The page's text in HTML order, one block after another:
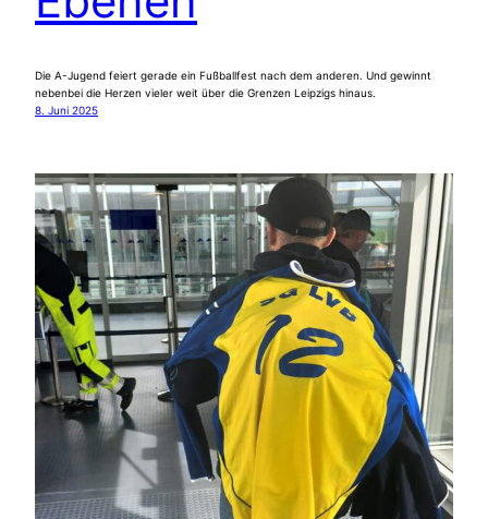
Die A-Jugend feiert gerade ein Fußballfest nach dem anderen. Und gewinnt
nebenbei die Herzen vieler weit über die Grenzen Leipzigs hinaus.
8. Juni 2025